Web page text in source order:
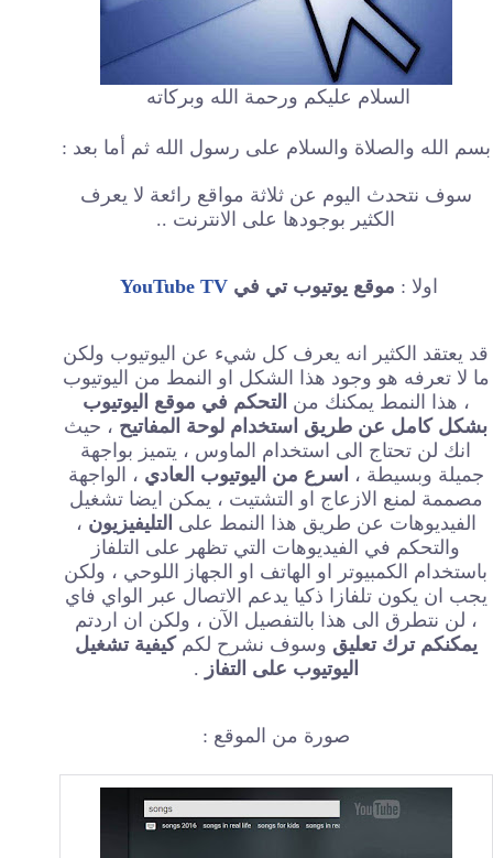
السلام عليكم ورحمة الله وبركاته
بسم الله والصلاة والسلام على رسول الله ثم أما بعد :
سوف نتحدث اليوم عن ثلاثة مواقع رائعة لا يعرف
الكثير بوجودها على الانترنت ..
اولا : موقع يوتيوب تي فيYouTube TV
قد يعتقد الكثير انه يعرف كل شيء عن اليوتيوب ولكن
ما لا تعرفه هو وجود هذا الشكل او النمط من اليوتيوب
، هذا النمط يمكنك من التحكم في موقع اليوتيوب
بشكل كامل عن طريق استخدام لوحة المفاتيح ، حيث
انك لن تحتاج الى استخدام الماوس ، يتميز بواجهة
جميلة وبسيطة ، اسرع من اليوتيوب العادي ، الواجهة
مصممة لمنع الازعاج او التشتيت ، يمكن ايضا تشغيل
الفيديوهات عن طريق هذا النمط على التليفيزيون ،
والتحكم في الفيديوهات التي تظهر على التلفاز
باستخدام الكمبيوتر او الهاتف او الجهاز اللوحي ، ولكن
يجب ان يكون تلفازا ذكيا يدعم الاتصال عبر الواي فاي
، لن نتطرق الى هذا بالتفصيل الآن ، ولكن ان اردتم
يمكنكم ترك تعليق وسوف نشرح لكمكيفية تشغيل
اليوتيوب على التفاز .
صورة من الموقع :